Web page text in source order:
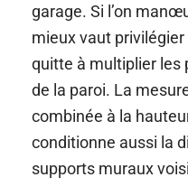
garage. Si l’on
mieux vaut
quitte à multiplier les
de la paroi. La
combinée à la
conditionne aussi la
supports muraux